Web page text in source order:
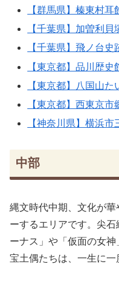
【群馬県】榛東村耳
【千葉県】加曽利貝
【千葉県】飛ノ台
【東京都】品川歴史
【東京都】八国山た
【東京都】西東京市
【神奈川県】横浜
中部
縄文時代中期、文化が
ーするエリアです。尖
ーナス」や「仮面の女
宝土偶たちは、一生に一